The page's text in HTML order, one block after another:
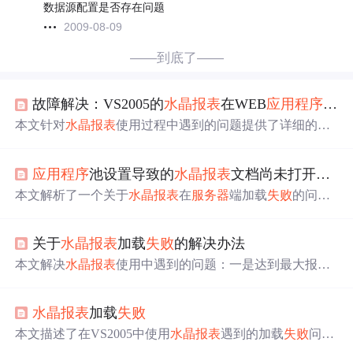
数据源配置是否存在问题
2009-08-09
——到底了——
故障解决：VS2005的水晶报表在WEB应用程序中
本文针对水晶报表使用过程中遇到的问题提供了详细的解
累。应用程序池设置导致的水晶报表文档尚未打开的错误
本文解析了一个关于水晶报表在服务器端加载失败的问
案。关于水晶报表加载失败的解决办法
本文解决水晶报表使用中遇到的问题：一是达到最大报表
资源来避免临时文件积累。
水晶报表加载失败
本文描述了在VS2005中使用 水晶报表遇到的加载失败问